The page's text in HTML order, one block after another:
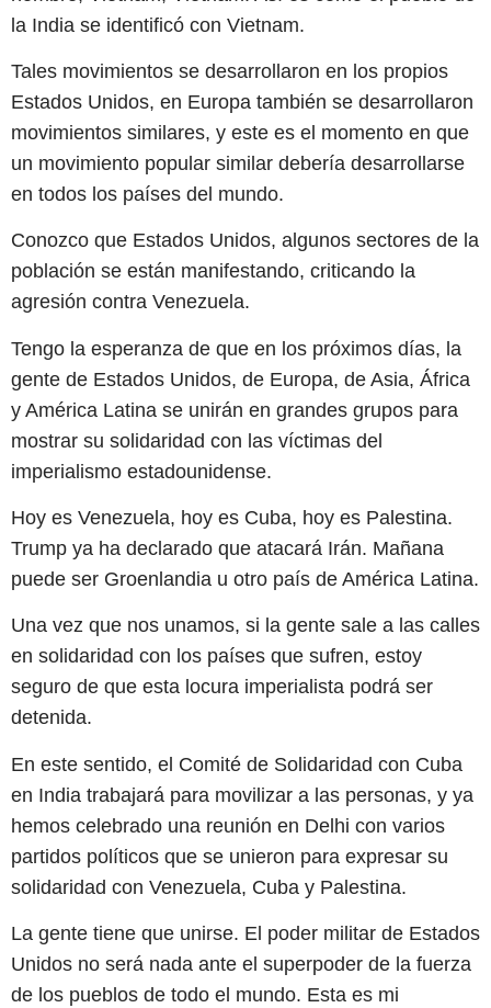
la India se identificó con Vietnam.
Tales movimientos se desarrollaron en los propios
Estados Unidos, en Europa también se desarrollaron
movimientos similares, y este es el momento en que
un movimiento popular similar debería desarrollarse
en todos los países del mundo.
Conozco que Estados Unidos, algunos sectores de la
población se están manifestando, criticando la
agresión contra Venezuela.
Tengo la esperanza de que en los próximos días, la
gente de Estados Unidos, de Europa, de Asia, África
y América Latina se unirán en grandes grupos para
mostrar su solidaridad con las víctimas del
imperialismo estadounidense.
Hoy es Venezuela, hoy es Cuba, hoy es Palestina.
Trump ya ha declarado que atacará Irán. Mañana
puede ser Groenlandia u otro país de América Latina.
Una vez que nos unamos, si la gente sale a las calles
en solidaridad con los países que sufren, estoy
seguro de que esta locura imperialista podrá ser
detenida.
En este sentido, el Comité de Solidaridad con Cuba
en India trabajará para movilizar a las personas, y ya
hemos celebrado una reunión en Delhi con varios
partidos políticos que se unieron para expresar su
solidaridad con Venezuela, Cuba y Palestina.
La gente tiene que unirse. El poder militar de Estados
Unidos no será nada ante el superpoder de la fuerza
de los pueblos de todo el mundo. Esta es mi